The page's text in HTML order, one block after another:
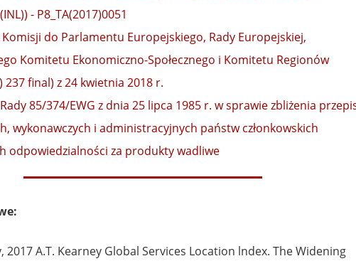
- P8_TA(2017)0051
do Parlamentu Europejskiego, Rady Europejskiej,
Komitetu Ekonomiczno-Społecznego i Komitetu Regionów
237 final) z 24 kwietnia 2018 r.
85/374/EWG z dnia 25 lipca 1985 r. w sprawie zbliżenia
wykonawczych i administracyjnych państw członkowskich
odpowiedzialności za produkty wadliwe
2017 A.T. Kearney Global Services Location lndex. The Widening